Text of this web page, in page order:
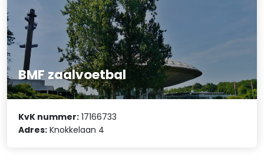
BMF zaalvoetbal
KvK nummer: 17166733
Adres: Knokkelaan 4